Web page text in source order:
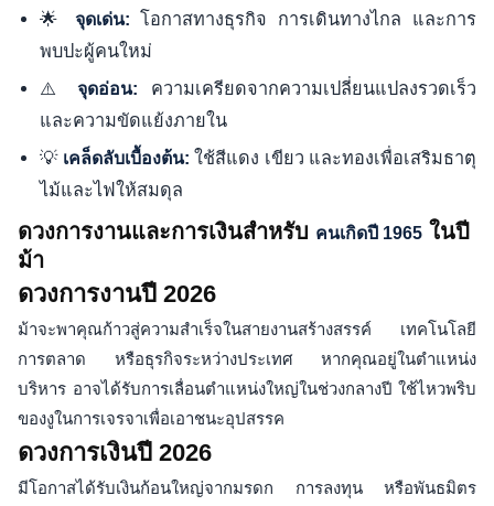
🌟 จุดเด่น: โอกาสทางธุรกิจ การเดินทางไกล และการ
พบปะผู้คนใหม่
⚠️จุดอ่อน:
ความเครียดจากความเปลี่ยนแปลงรวดเร็ว
และความขัดแย้งภายใน
💡 เคล็ดลับเบื้องต้น: ใช้สีแดง เขียว และทองเพื่อเสริมธาตุ
ไม้และไฟให้สมดุล
ดวงการงานและการเงินสำหรับ คนเกิดปี 1965 ในปี
ม้า
ดวงการงานปี 2026
ม้าจะพาคุณก้าวสู่ความสำเร็จในสายงานสร้างสรรค์ เทคโนโลยี
การตลาด หรือธุรกิจระหว่างประเทศ หากคุณอยู่ในตำแหน่ง
บริหาร อาจได้รับการเลื่อนตำแหน่งใหญ่ในช่วงกลางปี ใช้ไหวพริบ
ของงูในการเจรจาเพื่อเอาชนะอุปสรรค
ดวงการเงินปี 2026
มีโอกาสได้รับเงินก้อนใหญ่จากมรดก การลงทุน หรือพันธมิตร